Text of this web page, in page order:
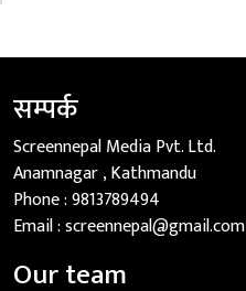
सम्पर्क
Screennepal Media Pvt. Ltd.
Anamnagar , Kathmandu
Phone :9813789494
Email :screennepal@gmail.com
Our team